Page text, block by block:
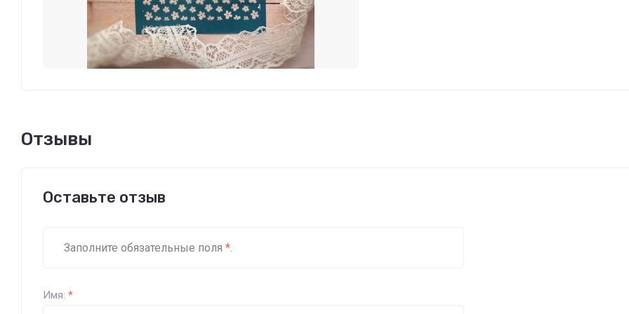
Отзывы
Оставьте отзыв
Заполните обязательные поля *.
Имя: *